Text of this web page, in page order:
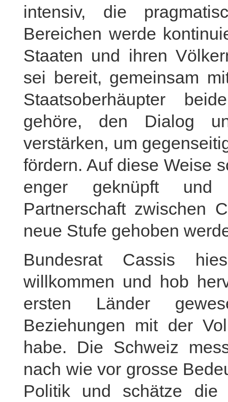
intensiv, die
Bereichen werde
Staaten und ihren
sei bereit, gemeinsam
Staatsoberhäupter
gehöre, den Dialog
verstärken, um
fördern. Auf diese Weise
enger geknüpft und
Partnerschaft zwischen
neue Stufe gehoben
Bundesrat Cassis
willkommen und hob
ersten Länder
Beziehungen mit der
habe. Die Schweiz
nach wie vor grosse
Politik und schätze die